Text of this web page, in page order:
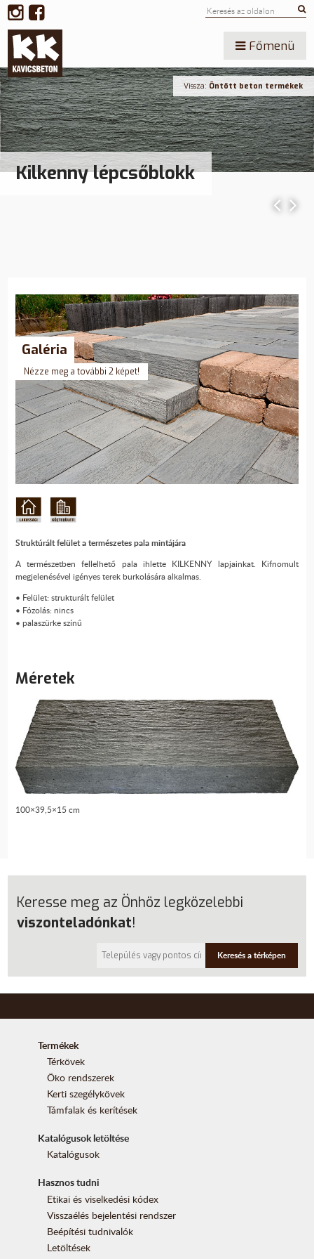
Főmenü
Kilkenny lépcsőblokk
Vissza: Öntött beton termékek
Galéria
Nézze meg a további 2 képet!
Struktúrált felület a természetes pala mintájára
A természetben fellelhető pala ihlette KILKENNY lapjainkat. Kifnomult
megjelenésével igényes terek burkolására alkalmas.
• Felület: strukturált felület
• Fózolás: nincs
• palaszürke színű
Méretek
100×39,5×15 cm
Keresés a térképen
Keresse meg az Önhöz legközelebbi
viszonteladónkat!
Termékek
Térkövek
Öko rendszerek
Kerti szegélykövek
Támfalak és kerítések
Katalógusok letöltése
Katalógusok
Hasznos tudni
Etikai és viselkedési kódex
Visszaélés bejelentési rendszer
Beépítési tudnivalók
Letöltések